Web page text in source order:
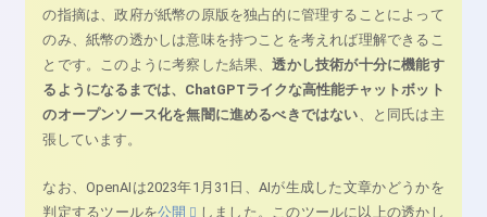
の指摘は、政府が紙幣の原版を独占的に管理することによって
のみ、紙幣の透かしは意味を持つことを考えれば理解できるこ
とです。このように考察した結果、透かし技術が十分に機能す
るようになるまでは、ChatGPTライクな高性能チャットボット
のオープンソース化を無闇に進めるべきではない、と同氏は主
張しています。
なお、OpenAIは2023年1月31日、AIが生成した文章かどうかを
判定するツールを公開
しました。このツールに以上の透かし